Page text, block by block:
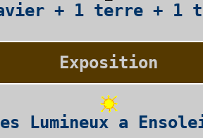
+ 1 terre + 1
Exposition
Lumineux a